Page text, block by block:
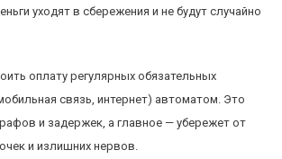
уходят в сбережения и не будут случайно
оплату регулярных обязательных
связь, интернет) автоматом. Это
и задержек, а главное — убережет от
и излишних нервов.